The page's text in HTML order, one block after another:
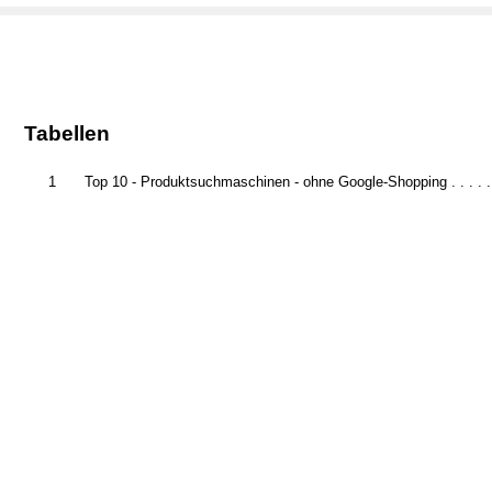
Tabellen
1 Top 10 - Produktsuchmaschinen - ohne Google-Shopping . . . .